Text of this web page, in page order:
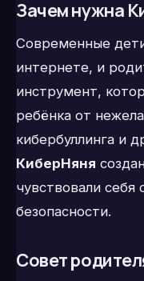
Зачем нужна
Современные
интернете, и
инструмент,
ребёнка от
кибербуллинга и
КиберНяня
чувствовали
безопасности.
Совет